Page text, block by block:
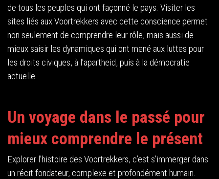
de tous les peuples qui ont façonné le pays. Visiter les
sites liés aux Voortrekkers avec cette conscience permet
non seulement de comprendre leur rôle, mais aussi de
mieux saisir les dynamiques qui ont mené aux luttes pour
les droits civiques, à l’apartheid, puis à la démocratie
actuelle.
Un voyage dans le passé pour
mieux comprendre le présent
Explorer l’histoire des Voortrekkers, c’est s’immerger dans
un récit fondateur, complexe et profondément humain.